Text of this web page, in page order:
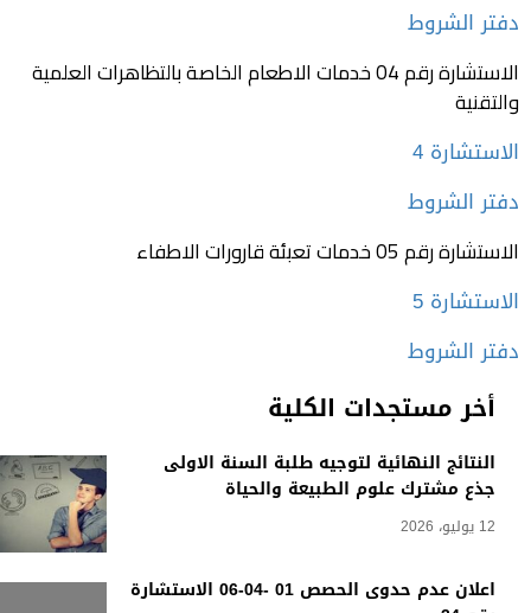
أخر مستجدات الكلية
النتائج النهائية لتوجيه طلبة السنة الاولى
جذع مشترك علوم الطبيعة والحياة
12 يوليو، 2026
اعلان عدم حدوى الحصص 01 -04-06 الاستشارة
دفتر الشروط
الاستشارة رقم 04 خدمات الاطعام الخاصة بالتظاهرات العلمية
والتقنية
الاستشارة 4
دفتر الشروط
الاستشارة رقم 05 خدمات تعبئة قارورات الاطفاء
الاستشارة 5
دفتر الشروط